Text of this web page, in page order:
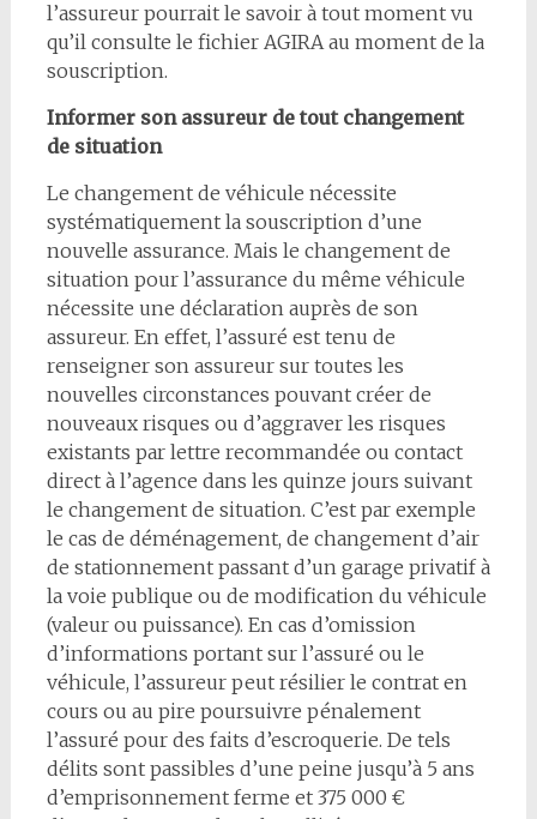
l’assureur pourrait le savoir à tout moment vu
qu’il consulte le fichier AGIRA au moment de la
souscription.
Informer son assureur de tout changement
de situation
Le changement de véhicule nécessite
systématiquement la souscription d’une
nouvelle assurance. Mais le changement de
situation pour l’assurance du même véhicule
nécessite une déclaration auprès de son
assureur. En effet, l’assuré est tenu de
renseigner son assureur sur toutes les
nouvelles circonstances pouvant créer de
nouveaux risques ou d’aggraver les risques
existants par lettre recommandée ou contact
direct à l’agence dans les quinze jours suivant
le changement de situation. C’est par exemple
le cas de déménagement, de changement d’air
de stationnement passant d’un garage privatif à
la voie publique ou de modification du véhicule
(valeur ou puissance). En cas d’omission
d’informations portant sur l’assuré ou le
véhicule, l’assureur peut résilier le contrat en
cours ou au pire poursuivre pénalement
l’assuré pour des faits d’escroquerie. De tels
délits sont passibles d’une peine jusqu’à 5 ans
d’emprisonnement ferme et 375 000 €